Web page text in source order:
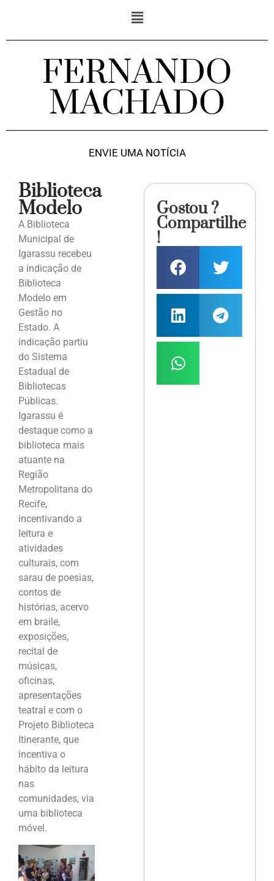
FERNANDO
MACHADO
ENVIE UMA NOTÍCIA
Biblioteca
Modelo
A Biblioteca
Municipal de
Igarassu recebeu
a indicação de
Biblioteca
Modelo em
Gestão no
Estado. A
indicação partiu
do Sistema
Estadual de
Bibliotecas
Públicas.
Igarassu é
destaque como a
biblioteca mais
atuante na
Região
Metropolitana do
Recife,
incentivando a
leitura e
atividades
culturais, com
sarau de poesias,
contos de
histórias, acervo
em braile,
exposições,
recital de
músicas,
oficinas,
apresentações
teatral e com o
Projeto Biblioteca
Itinerante, que
incentiva o
hábito da leitura
nas
comunidades, via
uma biblioteca
móvel.
Gostou ?
Compartilhe
!